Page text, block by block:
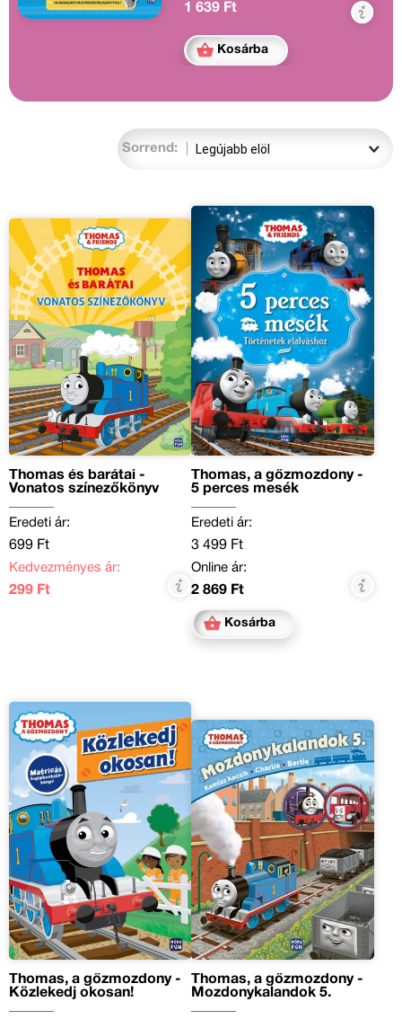
1 639 Ft
Kosárba
Sorrend:
Thomas és barátai -
Vonatos színezőkönyv
Eredeti ár:
699 Ft
Kedvezményes ár:
299 Ft
Thomas, a gőzmozdony -
5 perces mesék
Eredeti ár:
3 499 Ft
Online ár:
2 869 Ft
Kosárba
Thomas, a gőzmozdony -
Közlekedj okosan!
Thomas, a gőzmozdony -
Mozdonykalandok 5.